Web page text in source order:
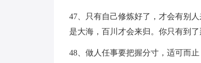
47、只有自己修炼好了，才会有别
是大海，百川才会来归。你只有到
48、做人任事要把握分寸，适可而